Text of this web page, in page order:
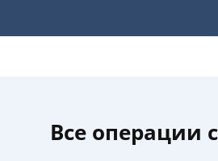
Все операции